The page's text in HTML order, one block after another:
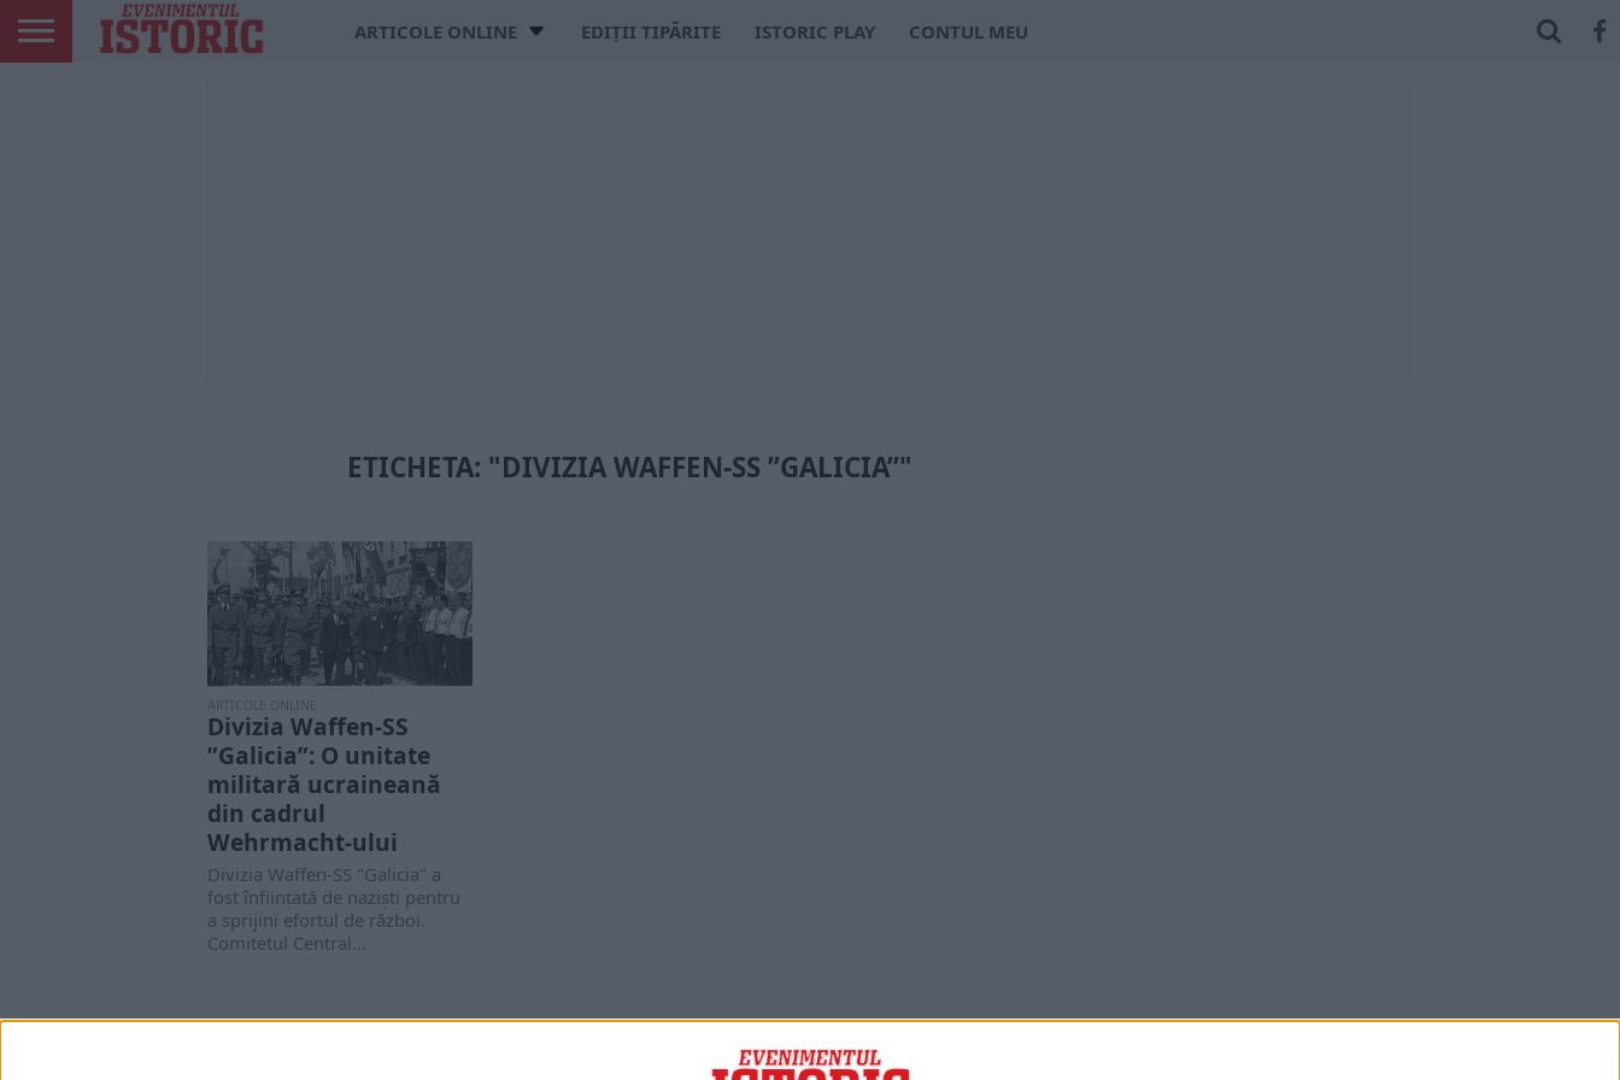
ARTICOLE ONLINE EDIȚII TIPĂRITE ISTORIC PLAY CONTUL MEU
ETICHETA: "DIVIZIA WAFFEN-SS ”GALICIA”"
ARTICOLE ONLINE
Divizia Waffen-SS
”Galicia”: O unitate
militară ucraineană
din cadrul
Wehrmacht-ului
Divizia Waffen-SS "Galicia" a
fost înființată de naziști pentru
a sprijini efortul de război.
Comitetul Central...